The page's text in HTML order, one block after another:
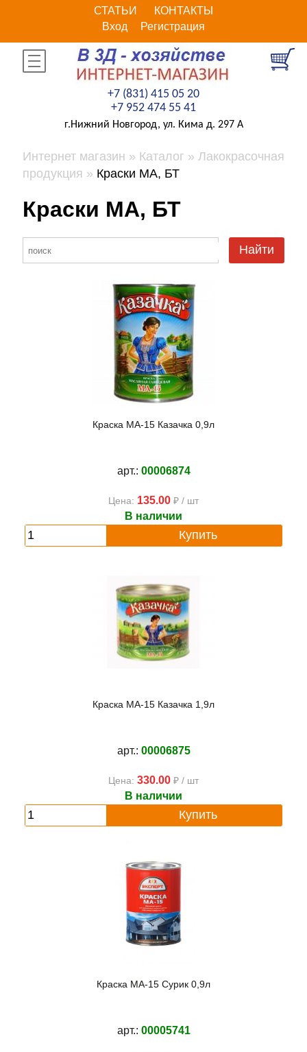
СТАТЬИ
КОНТАКТЫ
Вход
Регистрация
+7 (831) 415 05 20
+7 952 474 55 41
г.Нижний Новгород, ул. Кима д. 297 А
Интернет магазин Каталог
Лакокрасочная
продукция
Краски МА, БТ
Краски МА, БТ
Найти
Краска МА-15 Казачка 0,9л
арт.: 00006874
Цена: 135.00 ₽ / шт
В наличии
Купить
Краска МА-15 Казачка 1,9л
арт.: 00006875
Цена: 330.00 ₽ / шт
В наличии
Купить
Краска МА-15 Сурик 0,9л
арт.: 00005741